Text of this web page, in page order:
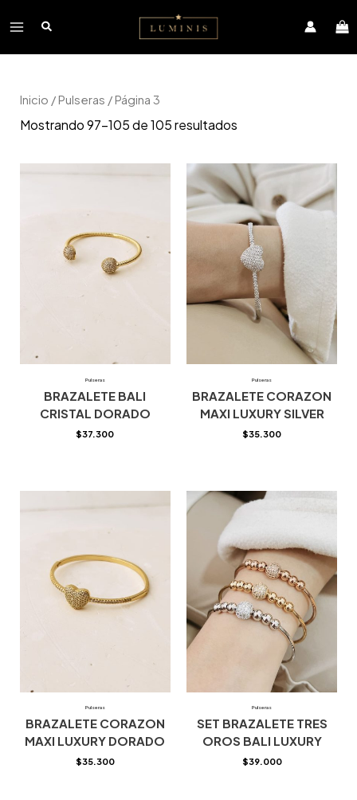
contenido
Main
Inicio /Pulseras / Página 3
Mostrando 97–105 de 105 resultados
Pulseras
BRAZALETE BALI
CRISTAL DORADO
$37.300
Pulseras
BRAZALETE CORAZON
MAXI LUXURY SILVER
$35.300
Pulseras
BRAZALETE CORAZON
MAXI LUXURY DORADO
$35.300
Pulseras
SET BRAZALETE TRES
OROS BALI LUXURY
$39.000